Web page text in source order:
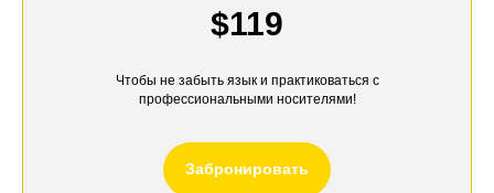
$119
Чтобы не забыть язык и практиковаться с
профессиональными носителями!
Забронировать